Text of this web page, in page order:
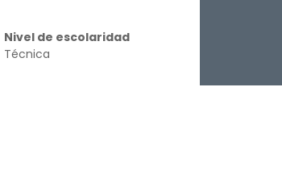
Nivel de escolaridad
Técnica